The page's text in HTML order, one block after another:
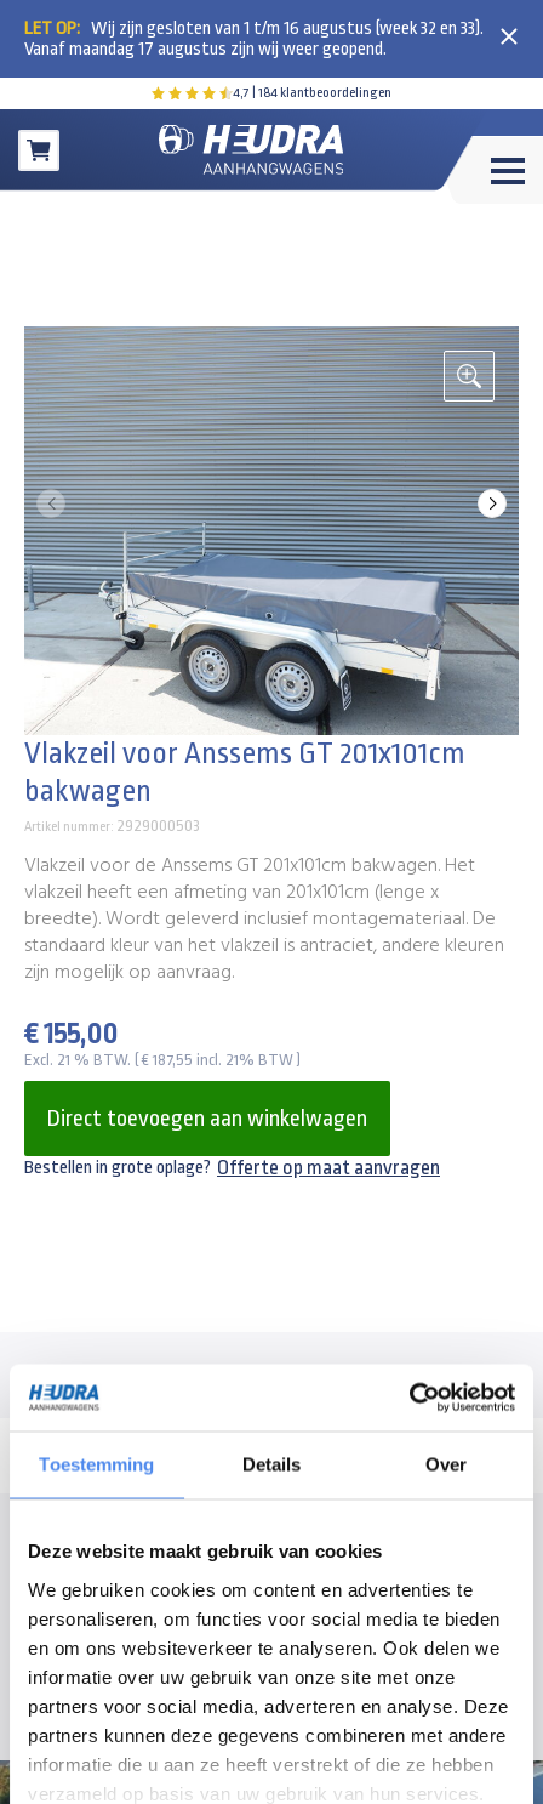
Toestemming Details Over
Deze website maakt gebruik van cookies
We gebruiken cookies om content en advertenties te
personaliseren, om functies voor social media te bieden
en om ons websiteverkeer te analyseren. Ook delen we
informatie over uw gebruik van onze site met onze
partners voor social media, adverteren en analyse. Deze
partners kunnen deze gegevens combineren met andere
informatie die u aan ze heeft verstrekt of die ze hebben
verzameld op basis van uw gebruik van hun services.
4,7 | 184 klantbeoordelingen
Winkelwagen
LET OP: Wij zijn gesloten van 1 t/m 16 augustus (week 32 en 33).
Vanaf maandag 17 augustus zijn wij weer geopend.
Vlakzeil voor Anssems GT 201x101cm
bakwagen
Artikel nummer: 2929000503
Vlakzeil voor de Anssems GT 201x101cm bakwagen. Het
vlakzeil heeft een afmeting van 201x101cm (lenge x
breedte). Wordt geleverd inclusief montagemateriaal. De
standaard kleur van het vlakzeil is antraciet, andere kleuren
zijn mogelijk op aanvraag.
€ 155,00
Excl. 21 % BTW. ( € 187,55 incl. 21% BTW )
Direct toevoegen aan winkelwagen
Bestellen in grote oplage? Offerte op maat aanvragen
Vlakzeil voor de Anssems GT 201x101cm bakwagen. Het vlakzeil heeft een
afmeting van 201x101cm (lenge x breedte). Wordt geleverd inclusief
montagemateriaal. De standaard kleur van het vlakzeil is antraciet,
andere kleuren zijn mogelijk op aanvraag.